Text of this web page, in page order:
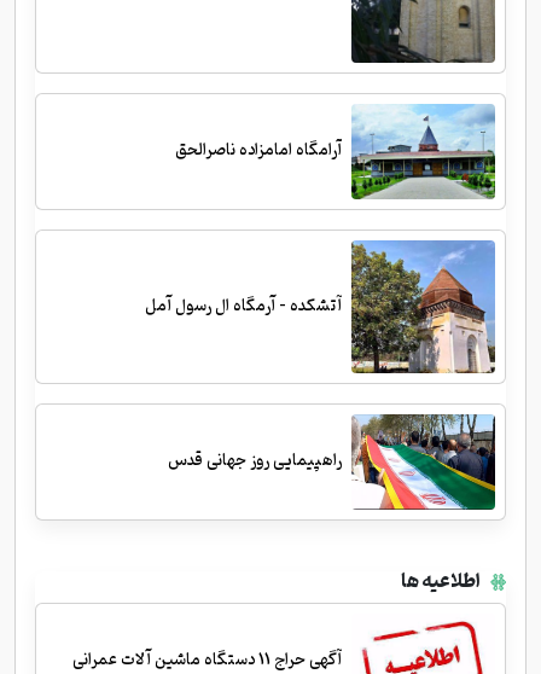
آرامگاه امامزاده ناصرالحق
آتشکده - آرمگاه ال رسول آمل
راهپیمایی روز جهانی قدس
اطلاعیه ها
آگهی حراج 11 دستگاه ماشین آلات عمرانی